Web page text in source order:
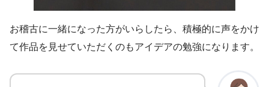
お稽古に一緒になった方がいらしたら、積極的に声をかけ
て作品を見せていただくのもアイデアの勉強になります。